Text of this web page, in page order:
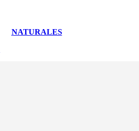
NATURALES